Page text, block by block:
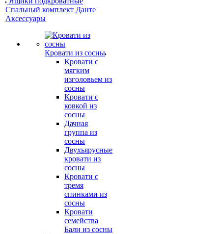
Спальный комплект Данте
Аксессуары
Кровати из сосны
Кровати с
мягким
изголовьем из
сосны
Кровати с
ковкой из
сосны
Дачная
группа из
сосны
Двухъярусные
кровати из
сосны
Кровати с
тремя
спинками из
сосны
Кровати
семейства
Бали из сосны